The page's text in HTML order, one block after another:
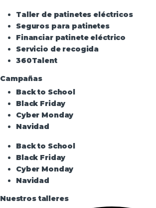
Taller de patinetes eléctricos
Seguros para patinetes
Financiar patinete eléctrico
Servicio de recogida
360Talent
Campañas
Back to School
Black Friday
Cyber Monday
Navidad
Back to School
Black Friday
Cyber Monday
Navidad
Nuestros talleres